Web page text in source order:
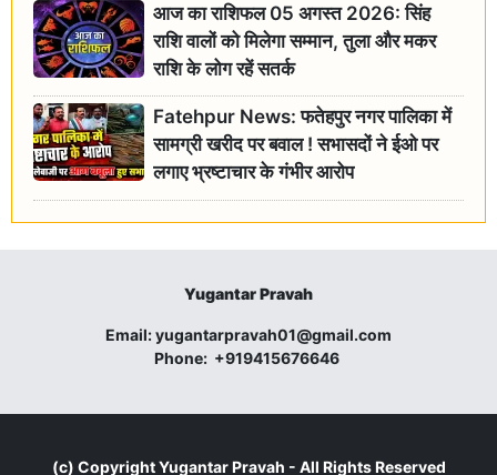
आज का राशिफल 05 अगस्त 2026: सिंह
राशि वालों को मिलेगा सम्मान, तुला और मकर
राशि के लोग रहें सतर्क
Fatehpur News: फतेहपुर नगर पालिका में
सामग्री खरीद पर बवाल ! सभासदों ने ईओ पर
लगाए भ्रष्टाचार के गंभीर आरोप
Yugantar Pravah
Email:yugantarpravah01@gmail.com
Phone: +919415676646
(c) CopyrightYugantar Pravah - All Rights Reserved